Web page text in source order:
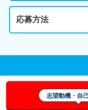
応募方法
志望動機・自